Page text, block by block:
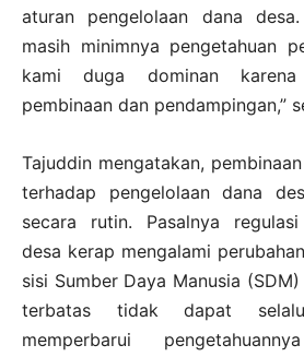
aturan pengelolaan dana
masih minimnya pengetahuan
kami duga dominan karena
pembinaan dan pendampingan,”
Tajuddin mengatakan,
terhadap pengelolaan dana
secara rutin. Pasalnya
desa kerap mengalami
sisi Sumber Daya Manusia
terbatas tidak dapat
memperbarui